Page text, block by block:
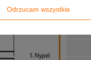
Odrzucam wszystkie